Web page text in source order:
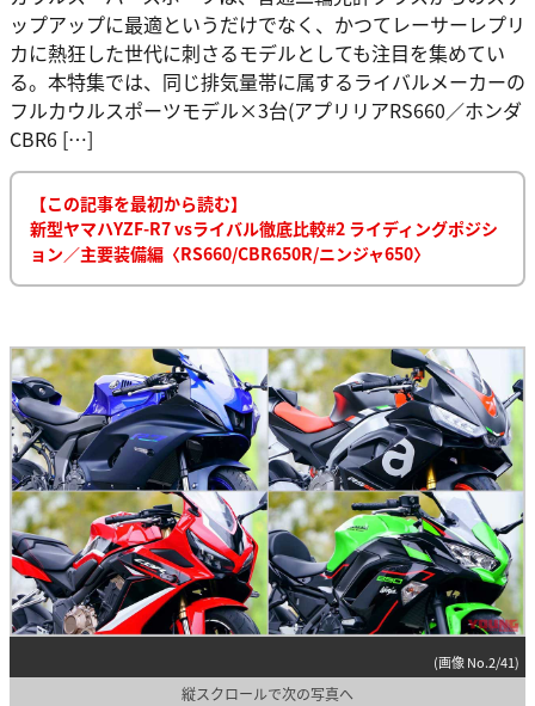
ップアップに最適というだけでなく、かつてレーサーレプリ
カに熱狂した世代に刺さるモデルとしても注目を集めてい
る。本特集では、同じ排気量帯に属するライバルメーカーの
フルカウルスポーツモデル×3台(アプリリアRS660／ホンダ
CBR6 […]
【この記事を最初から読む】
新型ヤマハYZF-R7 vsライバル徹底比較#2 ライディングポジシ
ョン／主要装備編〈RS660/CBR650R/ニンジャ650〉
(画像 No.2/41)
縦スクロールで次の写真へ